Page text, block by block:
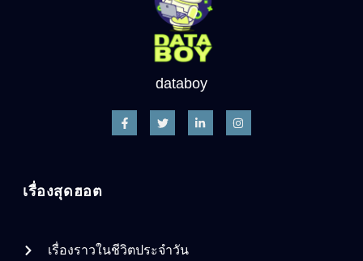
databoy
เรื่องสุดฮอต
เรื่องราวในชีวิตประจำวัน